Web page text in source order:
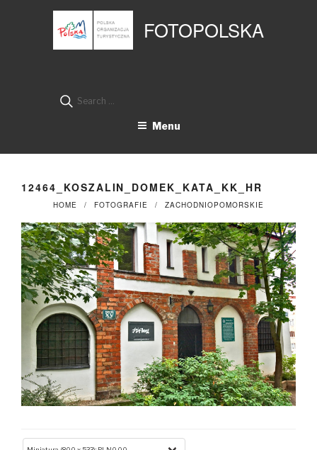
FOTOPOLSKA
Search
Menu
12464_KOSZALIN_DOMEK_KATA_KK_HR
HOME FOTOGRAFIE ZACHODNIOPOMORSKIE
Panel zarządzania plikami cookies